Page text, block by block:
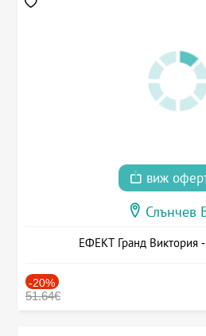
виж
Слънчев
ЕФЕКТ Гранд Виктория
-20%
51.64€